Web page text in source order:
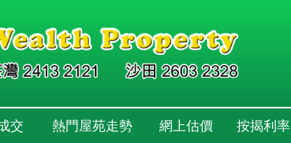
交 熱門屋苑走勢 網上估價 按揭利率